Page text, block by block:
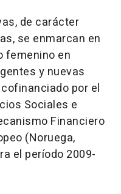
de carácter
se enmarcan en
femenino en
y nuevas
por el
Sociales e
Financiero
(Noruega,
el período 2009-